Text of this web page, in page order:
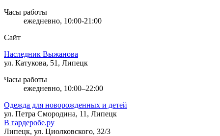
Часы работы
ежедневно, 10:00-21:00
Сайт
Наследник Выжанова
ул. Катукова, 51, Липецк
Часы работы
ежедневно, 10:00–22:00
Одежда для новорожденных и детей
ул. Петра Смородина, 11, Липецк
В гардеробе.ру
Липецк, ул. Циолковского, 32/3